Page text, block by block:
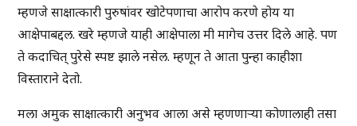
म्हणजे साक्षात्कारी पुरुषांवर खोटेपणाचा आरोप करणे होय या
आक्षेपाबद्दल. खरे म्हणजे याही आक्षेपाला मी मागेच उत्तर दिले आहे. पण
ते कदाचित् पुरेसे स्पष्ट झाले नसेल. म्हणून ते आता पुन्हा काहीशा
विस्ताराने देतो.
मला अमुक साक्षात्कारी अनुभव आला असे म्हणणाऱ्या कोणालाही तसा